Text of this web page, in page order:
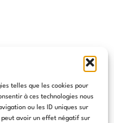
telles que les cookies pour
à ces technologies nous
ou les ID uniques sur
peut avoir un effet négatif sur